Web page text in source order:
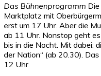
Das Bühnenprogramm
Marktplatz mit
erst um 17 Uhr. Aber die
ab 11 Uhr. Nonstop geht
bis in die Nacht. Mit dabei:
der Nation“ (ab 20.30).
12 Uhr.